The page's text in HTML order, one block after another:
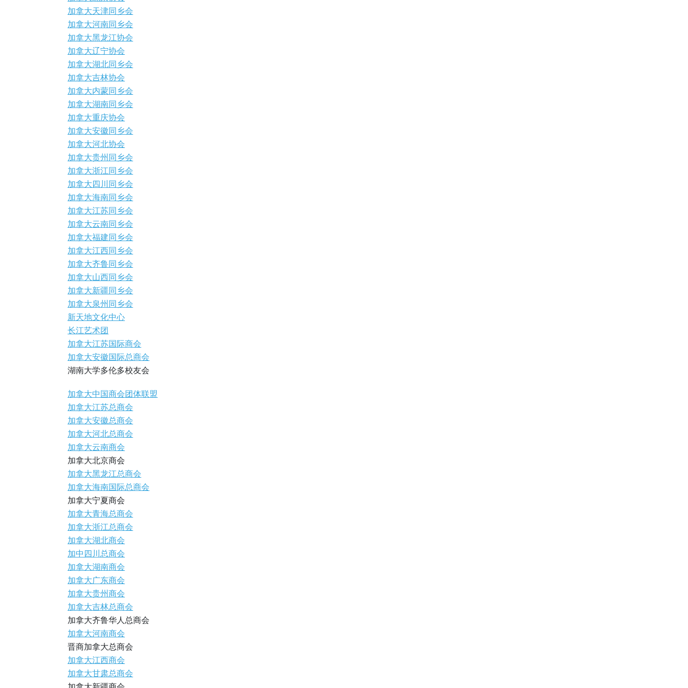
加拿大天津同乡会
加拿大河南同乡会
加拿大黑龙江协会
加拿大辽宁协会
加拿大湖北同乡会
加拿大吉林协会
加拿大内蒙同乡会
加拿大湖南同乡会
加拿大重庆协会
加拿大安徽同乡会
加拿大河北协会
加拿大贵州同乡会
加拿大浙江同乡会
加拿大四川同乡会
加拿大海南同乡会
加拿大江苏同乡会
加拿大云南同乡会
加拿大福建同乡会
加拿大江西同乡会
加拿大齐鲁同乡会
加拿大山西同乡会
加拿大新疆同乡会
加拿大泉州同乡会
新天地文化中心
长江艺术团
加拿大江苏国际商会
加拿大安徽国际总商会
湖南大学多伦多校友会
加拿大中国商会团体联盟
加拿大江苏总商会
加拿大安徽总商会
加拿大河北总商会
加拿大云南商会
加拿大北京商会
加拿大黑龙江总商会
加拿大海南国际总商会
加拿大宁夏商会
加拿大青海总商会
加拿大浙江总商会
加拿大湖北商会
加中四川总商会
加拿大湖南商会
加拿大广东商会
加拿大贵州商会
加拿大吉林总商会
加拿大齐鲁华人总商会
加拿大河南商会
晋商加拿大总商会
加拿大江西商会
加拿大甘肃总商会